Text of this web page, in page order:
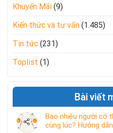
Khuyến Mãi (9)
Kiến thức và tư vấn (1.485)
Tin tức (231)
Toplist (1)
Bài viết
Bao nhiêu người có
cùng lúc? Hướng